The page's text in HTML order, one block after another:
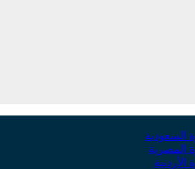
السعودية
المصرية
الأردنية